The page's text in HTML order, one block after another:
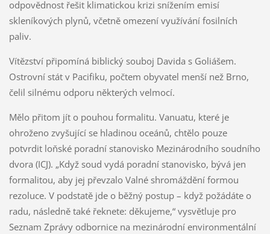
odpovědnost řešit klimatickou krizi snížením emisí
skleníkových plynů, včetně omezení využívání fosilních
paliv.
Vítězství připomíná biblický souboj Davida s Goliášem.
Ostrovní stát v Pacifiku, počtem obyvatel menší než Brno,
čelil silnému odporu některých velmocí.
Mělo přitom jít o pouhou formalitu. Vanuatu, které je
ohroženo zvyšující se hladinou oceánů, chtělo pouze
potvrdit loňské poradní stanovisko Mezinárodního soudního
dvora (ICJ). „Když soud vydá poradní stanovisko, bývá jen
formalitou, aby jej převzalo Valné shromáždění formou
rezoluce. V podstatě jde o běžný postup – když požádáte o
radu, následně také řeknete: děkujeme,“ vysvětluje pro
Seznam Zprávy odbornice na mezinárodní environmentální